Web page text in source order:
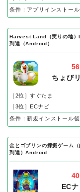
条件：アプリインストー
Harvest Land（実りの地
到達（Android）
ちょび
［2位］すぐたま
［3位］ECナビ
条件：新規インストール
金とゴブリンの採掘ゲーム
到達）Android
EC